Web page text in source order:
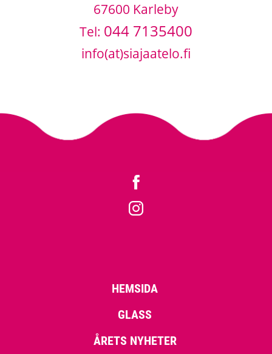
67600 Karleby
Tel: 044 7135400
info(at)siajaatelo.fi
HEMSIDA
GLASS
ÅRETS NYHETER